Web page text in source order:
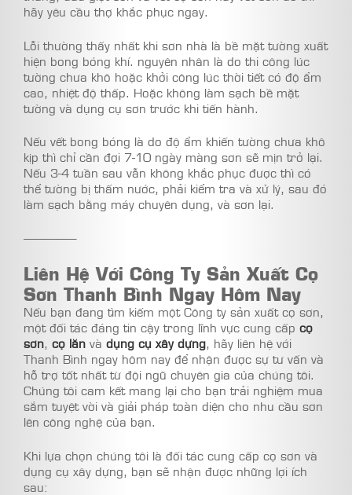
hãy yêu cầu thợ khắc phục ngay.
Lỗi thường thấy nhất khi sơn nhà là bề mặt tường xuất
hiện bong bóng khí. nguyên nhân là do thi công lúc
tường chưa khô hoặc khởi công lúc thời tiết có độ ẩm
cao, nhiệt độ thấp. Hoặc không làm sạch bề mặt
tường và dụng cụ sơn trước khi tiến hành.
Nếu vết bong bóng là do độ ẩm khiến tường chưa khô
kịp thì chỉ cần đợi 7-10 ngày màng sơn sẽ mịn trở lại.
Nếu 3-4 tuần sau vẫn không khắc phục được thì có
thể tường bị thấm nước, phải kiểm tra và xử lý, sau đó
làm sạch bằng máy chuyên dụng, và sơn lại.
————–
Liên Hệ Với Công Ty Sản Xuất Cọ
Sơn Thanh Bình Ngay Hôm Nay
Nếu bạn đang tìm kiếm một Công ty sản xuất cọ sơn,
một đối tác đáng tin cậy trong lĩnh vực cung cấp cọ
sơn, cọ lăn và dụng cụ xây dựng, hãy liên hệ với
Thanh Bình ngay hôm nay để nhận được sự tư vấn và
hỗ trợ tốt nhất từ đội ngũ chuyên gia của chúng tôi.
Chúng tôi cam kết mang lại cho bạn trải nghiệm mua
sắm tuyệt vời và giải pháp toàn diện cho nhu cầu sơn
lên công nghệ của bạn.
Khi lựa chọn chúng tôi là đối tác cung cấp cọ sơn và
dụng cụ xây dựng, bạn sẽ nhận được những lợi ích
sau: